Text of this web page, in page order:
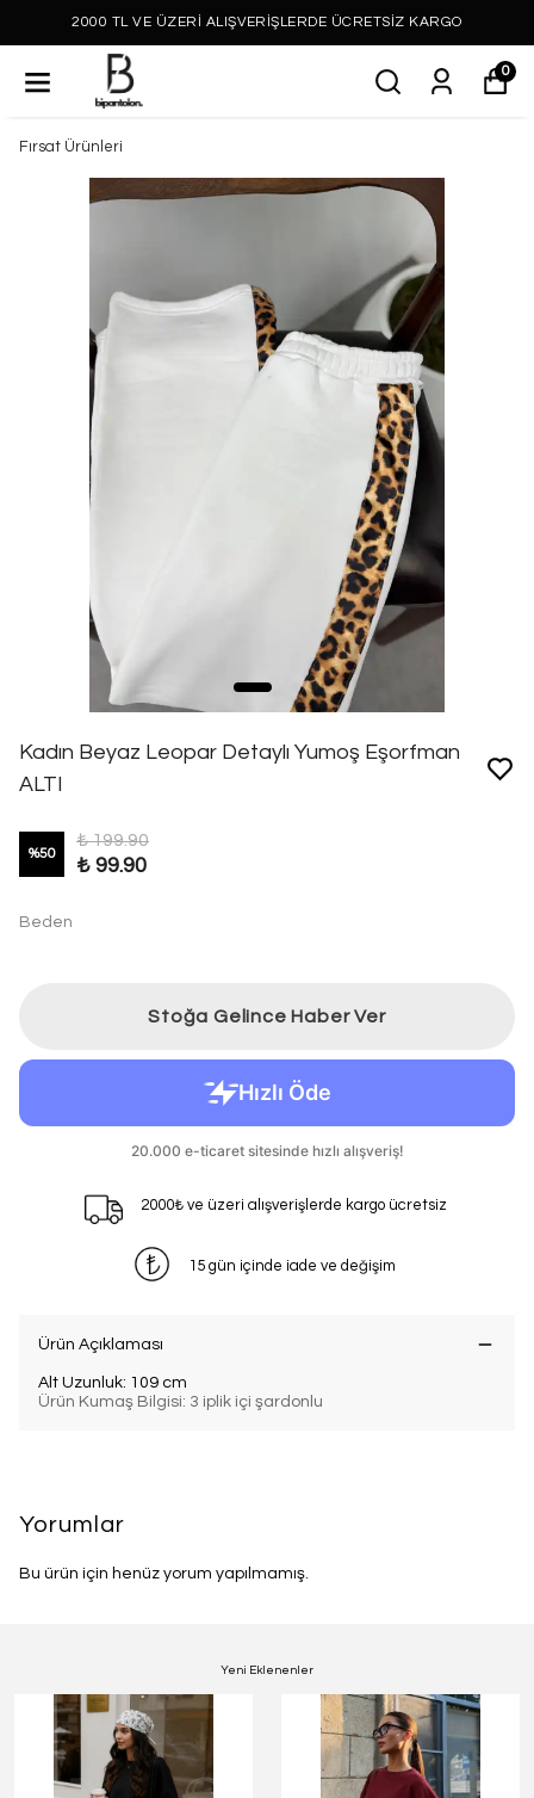
2000 TL VE ÜZERİ ALIŞVERİŞLERDE ÜCRETSİZ KARGO
0
Fırsat Ürünleri
Kadın Beyaz Leopar Detaylı Yumoş Eşorfman
ALTI
%50
₺ 199.90
₺ 99.90
Beden
Stoğa Gelince Haber Ver
2000₺ ve üzeri alışverişlerde kargo ücretsiz
15 gün içinde iade ve değişim
Ürün Açıklaması
Alt Uzunluk: 109 cm
Ürün Kumaş Bilgisi: 3 iplik içi şardonlu
Yorumlar
Bu ürün için henüz yorum yapılmamış.
Yeni Eklenenler